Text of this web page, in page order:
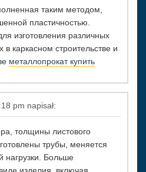
таким методом,
пластичностью.
изготовления различных
каркасном строительстве и
металлопрокат купить
pm napisał:
толщины листового
трубы, меняется
нагрузки. Больше
изделия, включая